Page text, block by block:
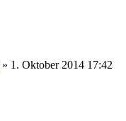
» 1. Oktober 2014 17:42